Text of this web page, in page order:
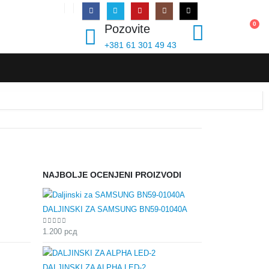
Pozovite
+381 61 301 49 43
0
NAJBOLJE OCENJENI PROIZVODI
DALJINSKI ZA SAMSUNG BN59-01040A
0 out of 5
1.200 рсд